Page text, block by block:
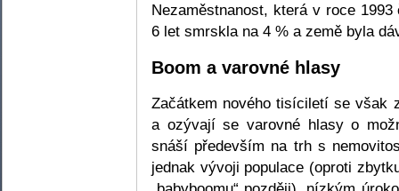
Nezaměstnanost, která v roce
6 let smrskla na 4 % a země byla
Boom a varovné hlasy
Začátkem nového tisíciletí se však
a ozývají se varovné hlasy o
snáší především na trh s
jednak vývoji populace (oproti